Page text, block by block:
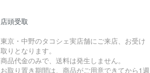
店頭受取
東京・中野のタコシェ実店舗にご来店、お受け
取りとなります。
商品代金のみで、送料は発生しません。
お取り置き期間は、商品がご用意できてから1週